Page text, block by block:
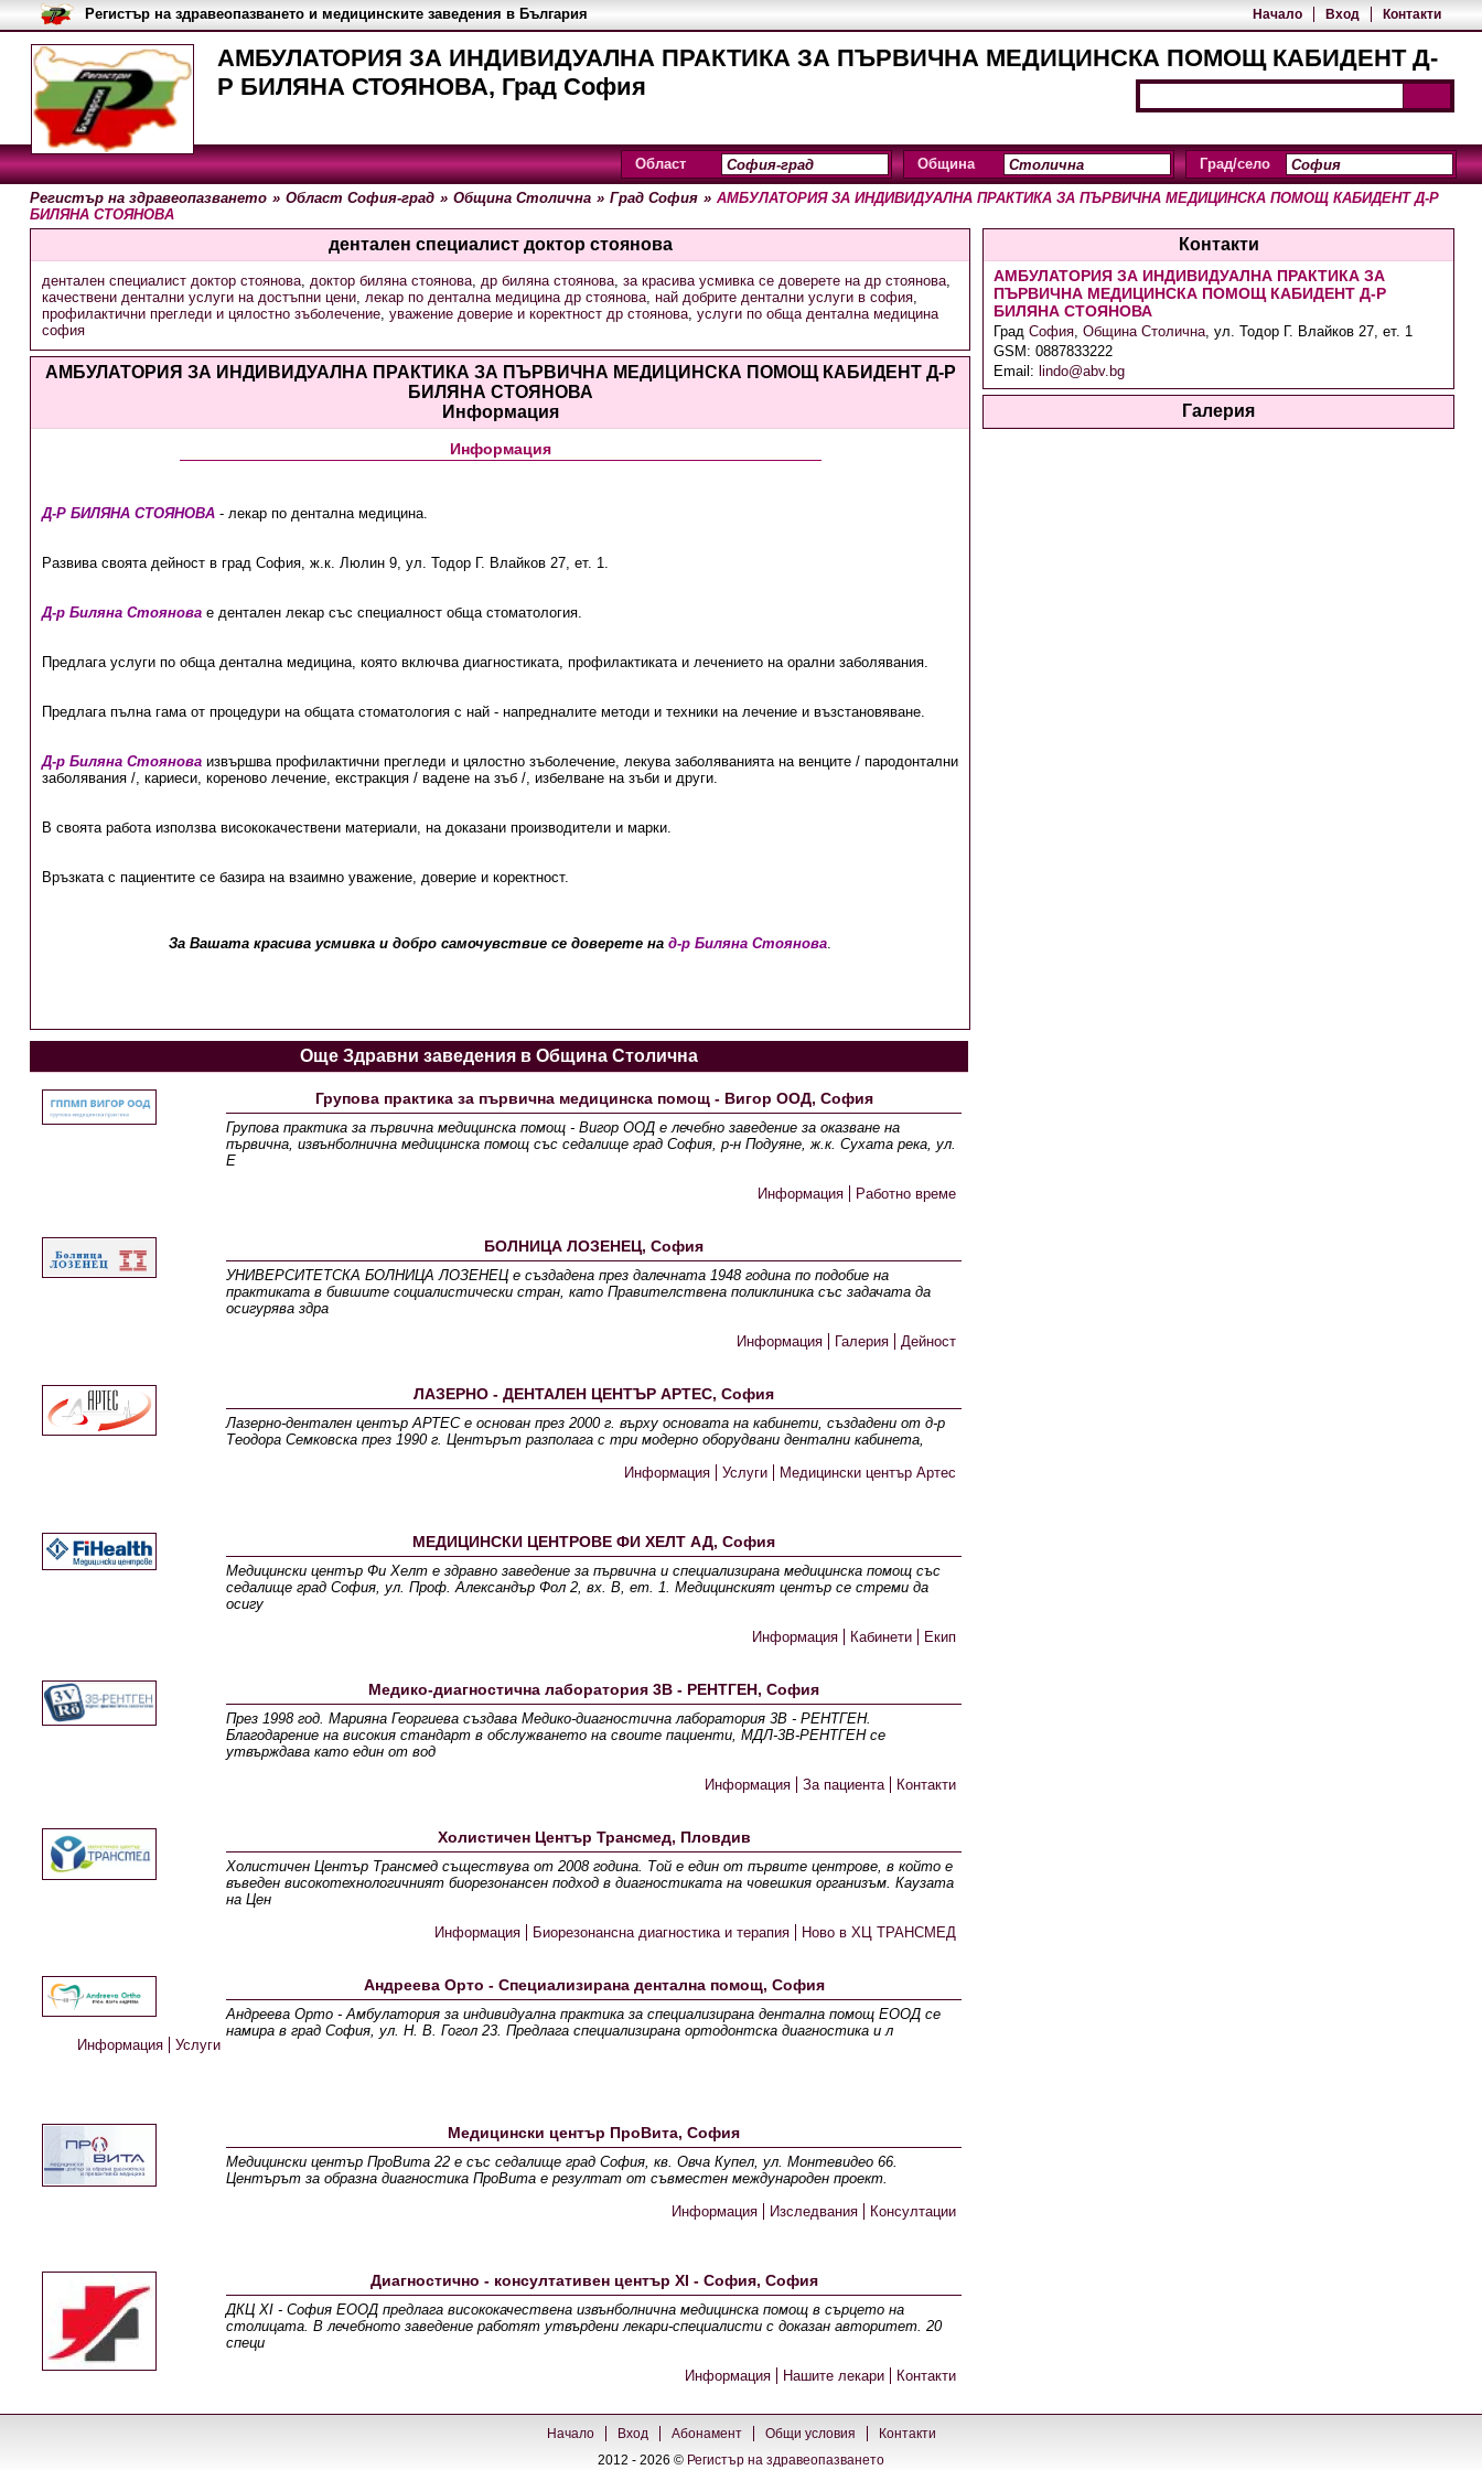
АМБУЛАТОРИЯ ЗА ИНДИВИДУАЛНА ПРАКТИКА ЗА ПЪРВИЧНА МЕДИЦИНСКА ПОМОЩ КАБИДЕНТ Д-
Р БИЛЯНА СТОЯНОВА, Град София
Начало Вход Контакти
Регистър на здравеопазването и медицинските заведения в България
Област Община Град/село
Регистър на здравеопазването » Област София-град » Община Столична » Град София » АМБУЛАТОРИЯ ЗА ИНДИВИДУАЛНА ПРАКТИКА ЗА ПЪРВИЧНА МЕДИЦИНСКА ПОМОЩ КАБИДЕНТ Д-Р
БИЛЯНА СТОЯНОВА
дентален специалист доктор стоянова
дентален специалист доктор стоянова, доктор биляна стоянова, др биляна стоянова, за красива усмивка се доверете на др стоянова,
качествени дентални услуги на достъпни цени, лекар по дентална медицина др стоянова, най добрите дентални услуги в софия,
профилактични прегледи и цялостно зъболечение, уважение доверие и коректност др стоянова, услуги по обща дентална медицина
софия
АМБУЛАТОРИЯ ЗА ИНДИВИДУАЛНА ПРАКТИКА ЗА ПЪРВИЧНА МЕДИЦИНСКА ПОМОЩ КАБИДЕНТ Д-Р
БИЛЯНА СТОЯНОВА
Информация
Информация
Д-Р БИЛЯНА СТОЯНОВА - лекар по дентална медицина.
Развива своята дейност в град София, ж.к. Люлин 9, ул. Тодор Г. Влайков 27, ет. 1.
Д-р Биляна Стояновае дентален лекар със специалност обща стоматология.
Предлага услуги по обща дентална медицина, която включва диагностиката, профилактиката и лечението на орални заболявания.
Предлага пълна гама от процедури на общата стоматология с най - напредналите методи и техники на лечение и възстановяване.
Д-р Биляна Стоянова извършва профилактични прегледи и цялостно зъболечение, лекува заболяванията на венците / пародонтални
заболявания /, кариеси, кореново лечение, екстракция / вадене на зъб /, избелване на зъби и други.
В своята работа използва висококачествени материали, на доказани производители и марки.
Връзката с пациентите се базира на взаимно уважение, доверие и коректност.
За Вашата красива усмивка и добро самочувствие се доверете на д-р Биляна Стоянова.
Контакти
АМБУЛАТОРИЯ ЗА ИНДИВИДУАЛНА ПРАКТИКА ЗА
ПЪРВИЧНА МЕДИЦИНСКА ПОМОЩ КАБИДЕНТ Д-Р
БИЛЯНА СТОЯНОВА
Град София, Община Столична, ул. Тодор Г. Влайков 27, ет. 1
GSM: 0887833222
Email: lindo@abv.bg
Галерия
Още Здравни заведения в Община Столична
Групова практика за първична медицинска помощ - Вигор ООД, София
Групова практика за първична медицинска помощ - Вигор ООД е лечебно заведение за оказване на
първична, извънболнична медицинска помощ със седалище град София, р-н Подуяне, ж.к. Сухата река, ул.
Е
Информация
Работно време
БОЛНИЦА ЛОЗЕНЕЦ, София
УНИВЕРСИТЕТСКА БОЛНИЦА ЛОЗЕНЕЦ е създадена през далечната 1948 година по подобие на
практиката в бившите социалистически стран, като Правителствена поликлиника със задачата да
осигурява здра
Информация
Галерия Дейност
ЛАЗЕРНО - ДЕНТАЛЕН ЦЕНТЪР АРТЕС, София
Лазерно-дентален център АРТЕС е основан през 2000 г. върху основата на кабинети, създадени от д-р
Теодора Семковска през 1990 г. Центърът разполага с три модерно оборудвани дентални кабинета,
Информация
Услуги Медицински център Артес
МЕДИЦИНСКИ ЦЕНТРОВЕ ФИ ХЕЛТ АД, София
Медицински център Фи Хелт е здравно заведение за първична и специализирана медицинска помощ със
седалище град София, ул. Проф. Александър Фол 2, вх. В, ет. 1. Медицинският център се стреми да
осигу
Информация
Кабинети Екип
Медико-диагностична лаборатория 3В - РЕНТГЕН, София
През 1998 год. Марияна Георгиева създава Медико-диагностична лаборатория 3В - РЕНТГЕН.
Благодарение на високия стандарт в обслужването на своите пациенти, МДЛ-3В-РЕНТГЕН се
утвърждава като един от вод
Информация
За пациента Контакти
Холистичен Център Трансмед, Пловдив
Холистичен Център Трансмед съществува от 2008 година. Той е един от първите центрове, в който е
въведен високотехнологичният биорезонансен подход в диагностиката на човешкия организъм. Каузата
на Цен
Информация
Биорезонансна диагностика и терапия Ново в ХЦ ТРАНСМЕД
Андреева Орто - Специализирана дентална помощ, София
Андреева Орто - Амбулатория за индивидуална практика за специализирана дентална помощ ЕООД се
намира в град София, ул. Н. В. Гогол 23. Предлага специализирана ортодонтска диагностика и л
Информация
Услуги
Медицински център ПроВита, София
Медицински център ПроВита 22 е със седалище град София, кв. Овча Купел, ул. Монтевидео 66.
Центърът за образна диагностика ПроВита e резултат от съвместен международен проект.
Информация
Изследвания Консултации
Диагностично - консултативен център XI - София, София
ДКЦ XI - София ЕООД предлага висококачествена извънболнична медицинска помощ в сърцето на
столицата. В лечебното заведение работят утвърдени лекари-специалисти с доказан авторитет. 20
специ
Информация
Нашите лекари Контакти
Начало Вход Абонамент Общи условия
Контакти
2012 - 2026 © Регистър на здравеопазването